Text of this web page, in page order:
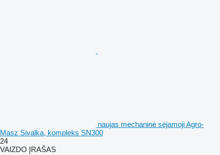
naujas mechaninė sėjamoji Agro-
Masz Sivalka, kompleks SN300
24
VAIZDO ĮRAŠAS